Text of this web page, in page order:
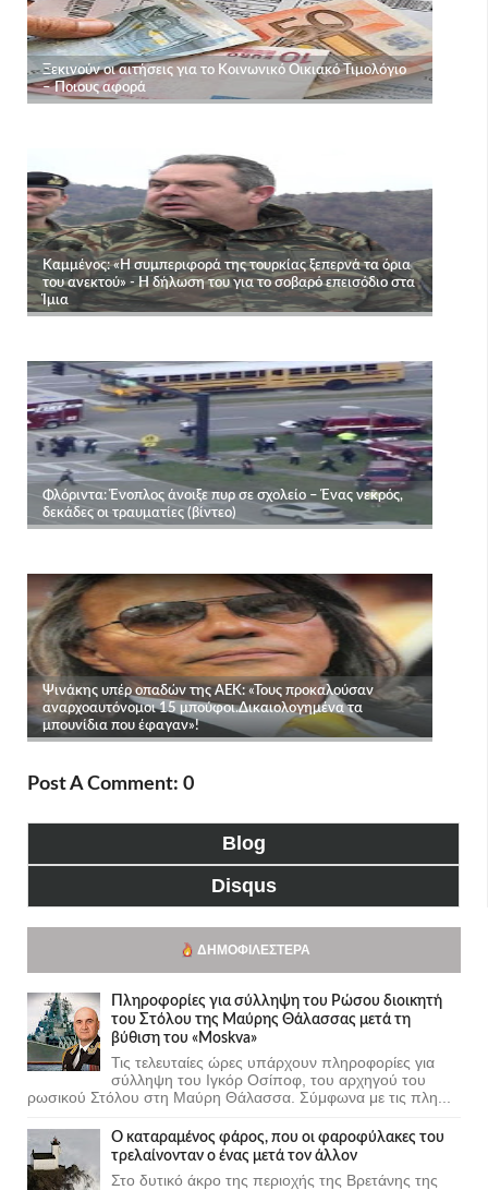
Post A Comment: 0
Blog
Disqus
ΔΗΜΟΦΙΛΈΣΤΕΡΑ
Πληροφορίες για σύλληψη του Ρώσου διοικητή
του Στόλου της Mαύρης Θάλασσας μετά τη
βύθιση του «Moskva»
Τις τελευταίες ώρες υπάρχουν πληροφορίες για
σύλληψη του Ιγκόρ Οσίποφ, του αρχηγού του
ρωσικού Στόλου στη Μαύρη Θάλασσα. Σύμφωνα με τις πλη...
Ο καταραμένος φάρος, που οι φαροφύλακες του
τρελαίνονταν ο ένας μετά τον άλλον
Στο δυτικό άκρο της περιοχής της Βρετάνης της